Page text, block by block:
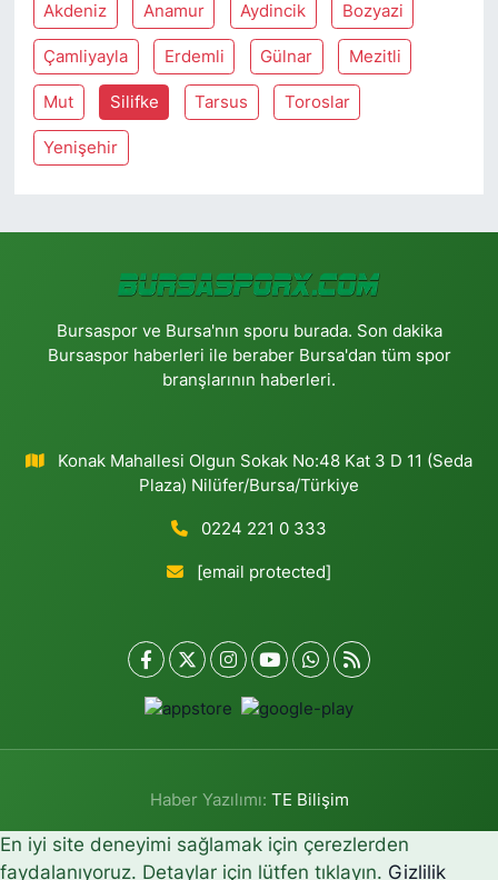
Akdeniz Anamur Aydincik Bozyazi
Çamliyayla Erdemli Gülnar Mezitli
Mut Silifke Tarsus Toroslar
Yenişehir
Bursaspor ve Bursa'nın sporu burada. Son dakika
Bursaspor haberleri ile beraber Bursa'dan tüm spor
branşlarının haberleri.
Konak Mahallesi Olgun Sokak No:48 Kat 3 D 11 (Seda
Plaza) Nilüfer/Bursa/Türkiye
0224 221 0 333
[email protected]
Haber Yazılımı: TE Bilişim
En iyi site deneyimi sağlamak için çerezlerden
faydalanıyoruz. Detaylar için lütfen tıklayın. Gizlilik